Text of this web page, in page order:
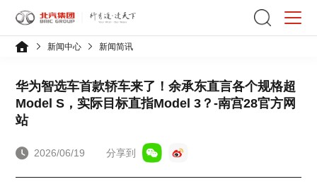
新闻中心 新闻简讯
华为智选车首款轿车来了！余承东直言各个规格超
Model S，实际目标直指Model 3？-南宫28官方网
站
2026/06/19 分享到